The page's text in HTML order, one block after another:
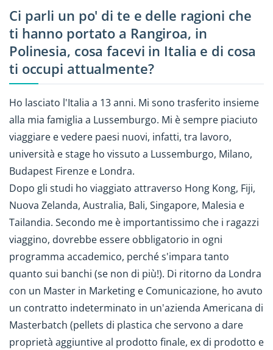
Ci parli un po' di te e delle ragioni che
ti hanno portato a Rangiroa, in
Polinesia, cosa facevi in Italia e di cosa
ti occupi attualmente?
Ho lasciato l'Italia a 13 anni. Mi sono trasferito insieme
alla mia famiglia a Lussemburgo. Mi è sempre piaciuto
viaggiare e vedere paesi nuovi, infatti, tra lavoro,
università e stage ho vissuto a Lussemburgo, Milano,
Budapest Firenze e Londra.
Dopo gli studi ho viaggiato attraverso Hong Kong, Fiji,
Nuova Zelanda, Australia, Bali, Singapore, Malesia e
Tailandia. Secondo me è importantissimo che i ragazzi
viaggino, dovrebbe essere obbligatorio in ogni
programma accademico, perché s'impara tanto
quanto sui banchi (se non di più!). Di ritorno da Londra
con un Master in Marketing e Comunicazione, ho avuto
un contratto indeterminato in un'azienda Americana di
Masterbatch (pellets di plastica che servono a dare
proprietà aggiuntive al prodotto finale, ex di prodotto e